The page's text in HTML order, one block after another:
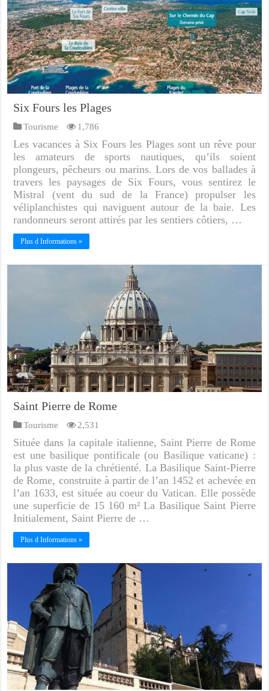
Six Fours les Plages
Tourisme 1,786
Les vacances à Six Fours les Plages sont un rêve pour
les amateurs de sports nautiques, qu’ils soient
plongeurs, pêcheurs ou marins. Lors de vos ballades à
travers les paysages de Six Fours, vous sentirez le
Mistral (vent du sud de la France) propulser les
véliplanchistes qui naviguent autour de la baie. Les
randonneurs seront attirés par les sentiers côtiers, …
Plus d Informations »
Saint Pierre de Rome
Tourisme 2,531
Située dans la capitale italienne, Saint Pierre de Rome
est une basilique pontificale (ou Basilique vaticane) :
la plus vaste de la chrétienté. La Basilique Saint-Pierre
de Rome, construite à partir de l’an 1452 et achevée en
l’an 1633, est située au coeur du Vatican. Elle possède
une superficie de 15 160 m² La Basilique Saint Pierre
Initialement, Saint Pierre de …
Plus d Informations »